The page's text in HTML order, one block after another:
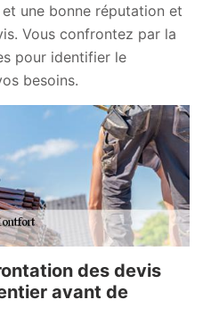
une bonne réputation et
Vous confrontez par la
pour identifier le
besoins.
des devis
avant de